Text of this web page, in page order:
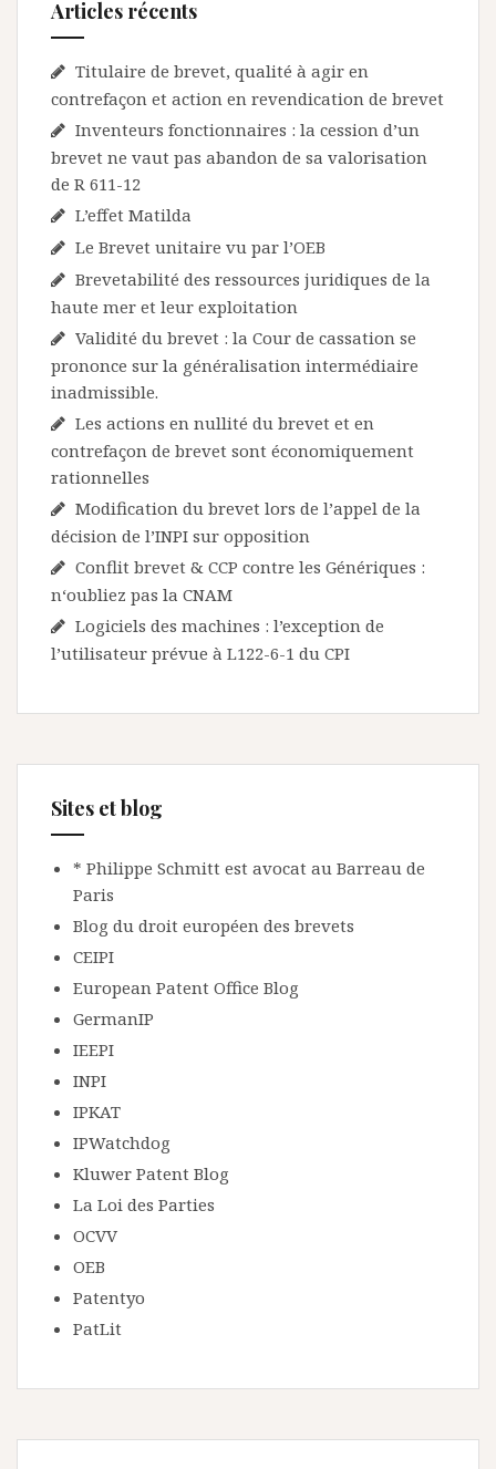
Articles récents
Titulaire de brevet, qualité à agir en
contrefaçon et action en revendication de brevet
Inventeurs fonctionnaires : la cession d’un
brevet ne vaut pas abandon de sa valorisation
de R 611-12
L’effet Matilda
Le Brevet unitaire vu par l’OEB
Brevetabilité des ressources juridiques de la
haute mer et leur exploitation
Validité du brevet : la Cour de cassation se
prononce sur la généralisation intermédiaire
inadmissible.
Les actions en nullité du brevet et en
contrefaçon de brevet sont économiquement
rationnelles
Modification du brevet lors de l’appel de la
décision de l’INPI sur opposition
Conflit brevet & CCP contre les Génériques :
n‘oubliez pas la CNAM
Logiciels des machines : l’exception de
l’utilisateur prévue à L122-6-1 du CPI
Sites et blog
* Philippe Schmitt est avocat au Barreau de
Paris
Blog du droit européen des brevets
CEIPI
European Patent Office Blog
GermanIP
IEEPI
INPI
IPKAT
IPWatchdog
Kluwer Patent Blog
La Loi des Parties
OCVV
OEB
Patentyo
PatLit